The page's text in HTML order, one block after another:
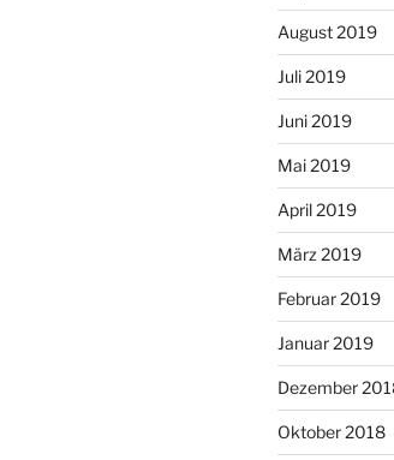
August 2019
Juli 2019
Juni 2019
Mai 2019
April 2019
März 2019
Februar 2019
Januar 2019
Dezember
Oktober 2018